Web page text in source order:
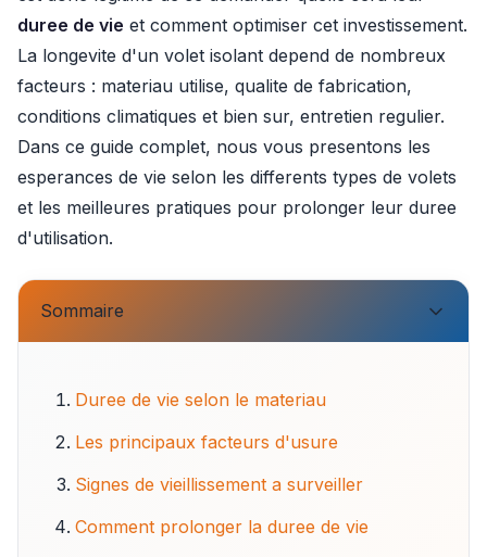
duree de vie et comment optimiser cet investissement.
La longevite d'un volet isolant depend de nombreux
facteurs : materiau utilise, qualite de fabrication,
conditions climatiques et bien sur, entretien regulier.
Dans ce guide complet, nous vous presentons les
esperances de vie selon les differents types de volets
et les meilleures pratiques pour prolonger leur duree
d'utilisation.
Sommaire
Duree de vie selon le materiau
Les principaux facteurs d'usure
Signes de vieillissement a surveiller
Comment prolonger la duree de vie